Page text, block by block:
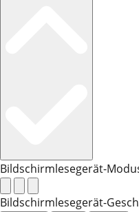
Bildschirmlesegerät-
Bildschirmlesegerät-